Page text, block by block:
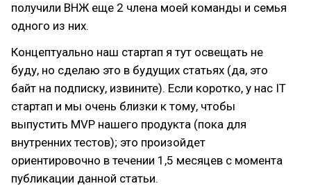
получили ВНЖ еще 2 члена моей команды и семья
одного из них.
Концептуально наш стартап я тут освещать не
буду, но сделаю это в будущих статьях (да, это
байт на подписку, извините). Если коротко, у нас IT
стартап и мы очень близки к тому, чтобы
выпустить MVP нашего продукта (пока для
внутренних тестов); это произойдет
ориентировочно в течении 1,5 месяцев с момента
публикации данной статьи.